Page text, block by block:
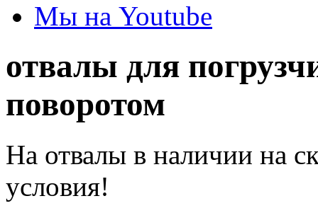
Мы на Youtube
отвалы для
поворотом
На отвалы в наличии на
условия!